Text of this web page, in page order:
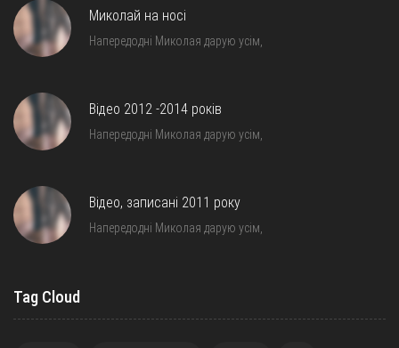
Миколай на носі
Напередодні Миколая дарую усім,
Відео 2012 -2014 років
Напередодні Миколая дарую усім,
Відео, записані 2011 року
Напередодні Миколая дарую усім,
Tag Cloud